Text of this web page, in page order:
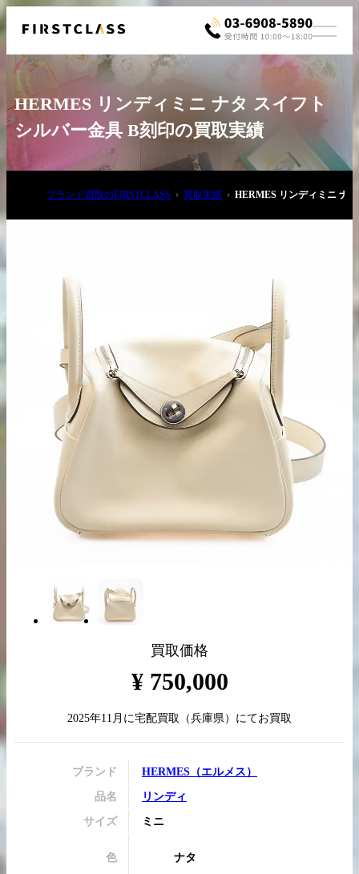
出張買取の
お申込み
宅配買取の
お申込み
買取実績はこちらから
HERMES リンディミニ ナタ スイフト
シルバー金具 B刻印の買取実績
ブランド買取のFIRSTCLASS 買取実績 HERMES リンディミニ ナ
買取価格
¥ 750,000
2025年11月 に宅配買取 （兵庫県）にてお買取
ブランド HERMES （エルメス ）
品名 リンディ
サイズ ミニ
色 ナタ